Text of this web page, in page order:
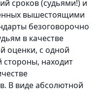
сроков (судьями!) и
вышестоящими
безоговорочно
в качестве
оценки, с одной
стороны, находит
В виде абсолютной